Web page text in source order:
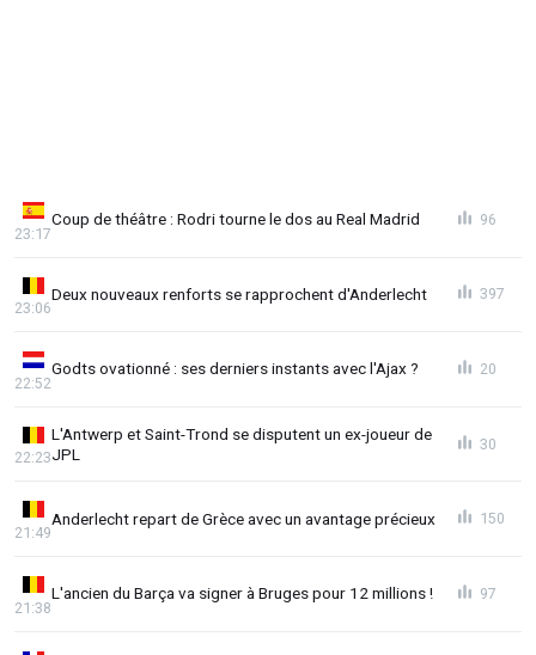
Coup de théâtre : Rodri tourne le dos au Real Madrid
23:17
96
Deux nouveaux renforts se rapprochent d'Anderlecht
23:06
397
Godts ovationné : ses derniers instants avec l'Ajax ?
22:52
20
L'Antwerp et Saint-Trond se disputent un ex-joueur de
JPL
22:23
30
Anderlecht repart de Grèce avec un avantage précieux
21:49
150
L'ancien du Barça va signer à Bruges pour 12 millions !
21:38
97